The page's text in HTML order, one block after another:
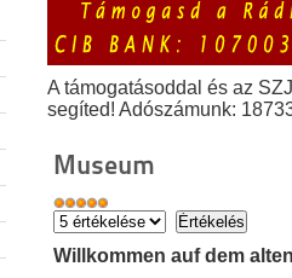
A támogatásoddal és az
segíted! Adószámunk:
Museum
Willkommen auf dem